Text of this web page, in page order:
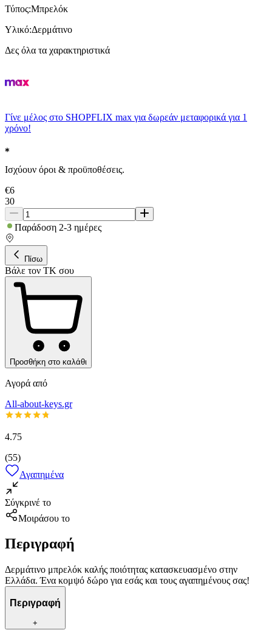
Τύπος:Μπρελόκ
Υλικό:Δερμάτινο
Δες όλα τα χαρακτηριστικά
Γίνε μέλος στο SHOPFLIX max για δωρεάν μεταφορικά για 1
χρόνο!
Ισχύουν όροι & προϋποθέσεις.
€6
30
Παράδοση 2-3 ημέρες
Πίσω
Βάλε τον ΤΚ σου
Προσθήκη στο καλάθι
Αγορά από
All-about-keys.gr
4.75
(55)
Αγαπημένα
Σύγκρινέ το
Μοιράσου το
Περιγραφή
Δερμάτινο μπρελόκ καλής ποιότητας κατασκευασμένο στην
Ελλάδα. Ένα κομψό δώρο για εσάς και τους αγαπημένους σας!
Περιγραφή
+